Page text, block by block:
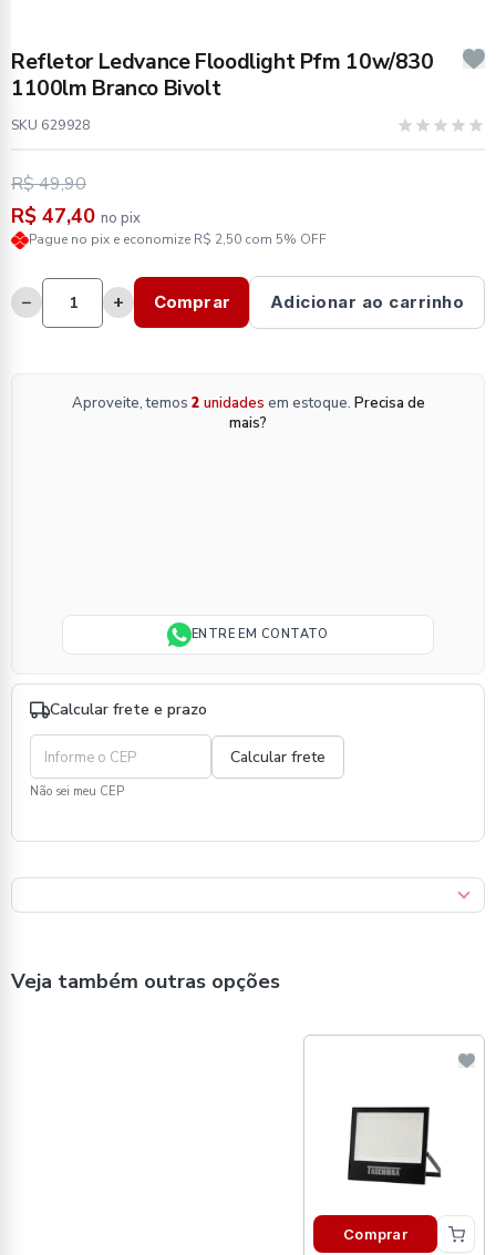
Refletor Ledvance Floodlight Pfm 10w/830
1100lm Branco Bivolt
SKU 629928
R$ 49,90
R$ 47,40 no pix
Pague no pix e economize R$ 2,50 com 5% OFF
− + Comprar Adicionar ao carrinho
Aproveite, temos 2 unidades em estoque. Precisa de
mais?
ENTRE EM CONTATO
Calcular frete e prazo
Não sei meu CEP
Veja também outras opções
Comprar